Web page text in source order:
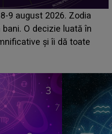
ASCUNS până
din Casa Iubirii
despre mama
nu te iubesc pentru